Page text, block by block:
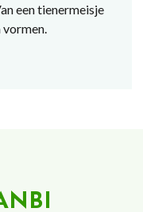
een tienermeisje
vormen.